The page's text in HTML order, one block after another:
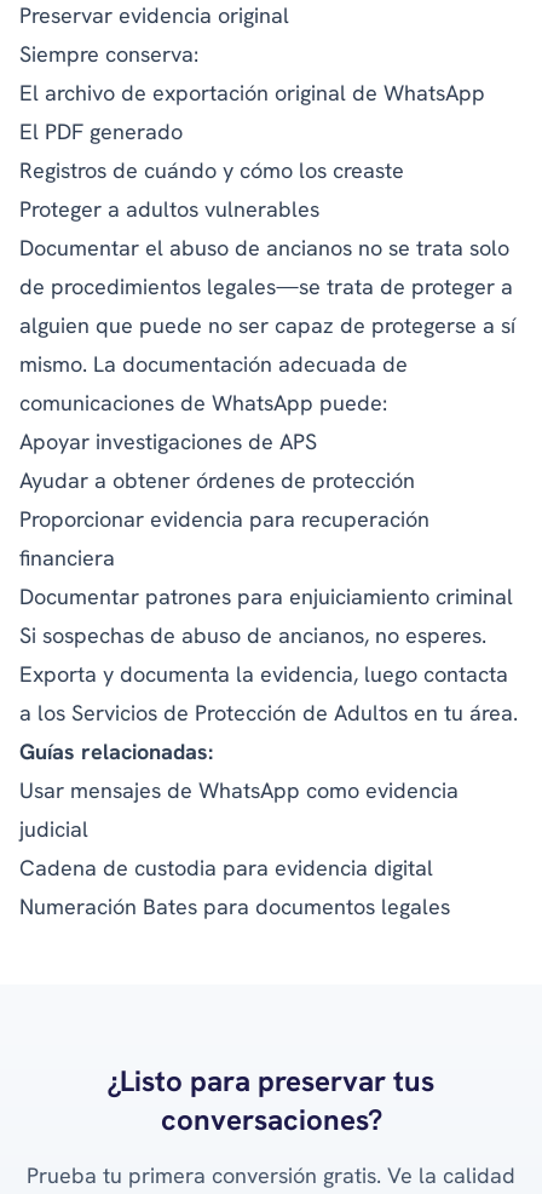
Preservar evidencia original
Siempre conserva:
El archivo de exportación original de WhatsApp
El PDF generado
Registros de cuándo y cómo los creaste
Proteger a adultos vulnerables
Documentar el abuso de ancianos no se trata solo
de procedimientos legales—se trata de proteger a
alguien que puede no ser capaz de protegerse a sí
mismo. La documentación adecuada de
comunicaciones de WhatsApp puede:
Apoyar investigaciones de APS
Ayudar a obtener órdenes de protección
Proporcionar evidencia para recuperación
financiera
Documentar patrones para enjuiciamiento criminal
Si sospechas de abuso de ancianos, no esperes.
Exporta y documenta la evidencia, luego contacta
a los Servicios de Protección de Adultos en tu área.
Guías relacionadas:
Usar mensajes de WhatsApp como evidencia
judicial
Cadena de custodia para evidencia digital
Numeración Bates para documentos legales
¿Listo para preservar tus
conversaciones?
Prueba tu primera conversión gratis. Ve la calidad